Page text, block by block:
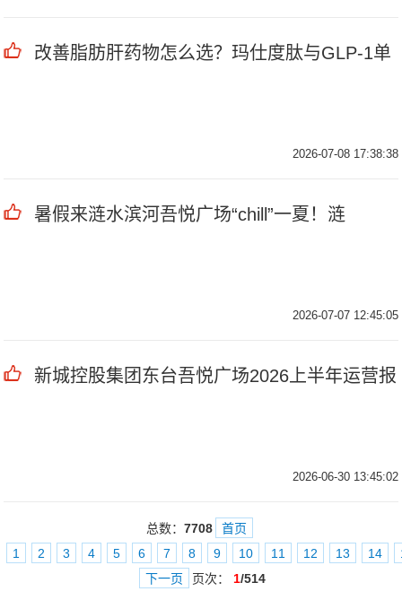
改善脂肪肝药物怎么选？玛仕度肽与GLP-1单
2026-07-08 17:38:38
暑假来涟水滨河吾悦广场“chill”一夏！涟
2026-07-07 12:45:05
新城控股集团东台吾悦广场2026上半年运营报
2026-06-30 13:45:02
总数： 7708
首页
1
2 3 4 5 6 7 8 9 10 11 12 13 14
下一页
页次： 1/514